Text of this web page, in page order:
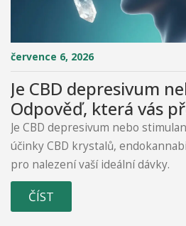
července 6, 2026
Je CBD depresivum
Odpověď, která vás
Je CBD depresivum nebo
účinky CBD krystalů,
pro nalezení vaší ideální dávky.
ČÍST